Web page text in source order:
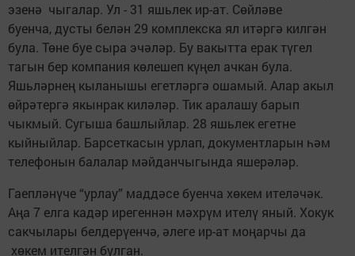
эзенә чыгалар. Ул - 31 яшьлек ир-ат. Сөйләве
буенча, дусты белән 29 комплекска ял итәргә килгән
була. Төне буе сыра эчәләр. Бу вакытта ерак түгел
тагын бер компания көлешеп күңел ачкан була.
Яшьләрнең кыланышы егетләргә ошамый. Алар акыл
өйрәтергә якынрак киләләр. Тик аралашу барып
чыкмый. Сугыша башлыйлар. 28 яшьлек егетне
кыйныйлар. Барсеткасын урлап, документларын һәм
телефонын балалар мәйданчыгында яшерәләр.
Гаепләнүче “урлау” маддәсе буенча хөкем ителәчәк.
Аңа 7 елга кадәр ирегеннән мәхрүм ителү яный. Хокук
сакчылары белдерүенчә, әлеге ир-ат моңарчы да
хөкем ителгән булган.